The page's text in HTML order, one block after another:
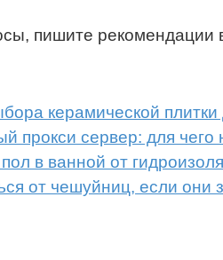
пишите рекомендации
керамической
прокси сервер: для чего
в ванной от
от чешуйниц, если они